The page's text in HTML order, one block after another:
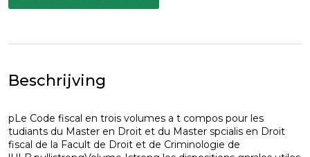
Beschrijving
pLe Code fiscal en trois volumes a t compos pour les
tudiants du Master en Droit et du Master spcialis en Droit
fiscal de la Facult de Droit et de Criminologie de